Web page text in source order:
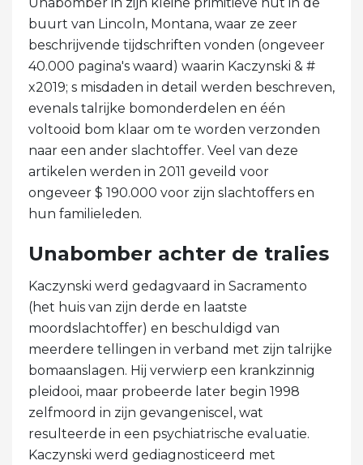
buurt van Lincoln, Montana, waar ze zeer
beschrijvende tijdschriften vonden (ongeveer
40.000 pagina's waard) waarin Kaczynski & #
x2019; s misdaden in detail werden beschreven,
evenals talrijke bomonderdelen en één
voltooid bom klaar om te worden verzonden
naar een ander slachtoffer. Veel van deze
artikelen werden in 2011 geveild voor
ongeveer $ 190.000 voor zijn slachtoffers en
hun familieleden.
Unabomber achter de tralies
Kaczynski werd gedagvaard in Sacramento
(het huis van zijn derde en laatste
moordslachtoffer) en beschuldigd van
meerdere tellingen in verband met zijn talrijke
bomaanslagen. Hij verwierp een krankzinnig
pleidooi, maar probeerde later begin 1998
zelfmoord in zijn gevangeniscel, wat
resulteerde in een psychiatrische evaluatie.
Kaczynski werd gediagnosticeerd met